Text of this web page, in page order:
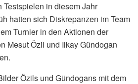
in diesem Jahr
hatten sich Diskrepanzen im Team
Turnier in den Aktionen der
Mesut Özil und Ilkay Gündogan
Özils und Gündogans mit dem